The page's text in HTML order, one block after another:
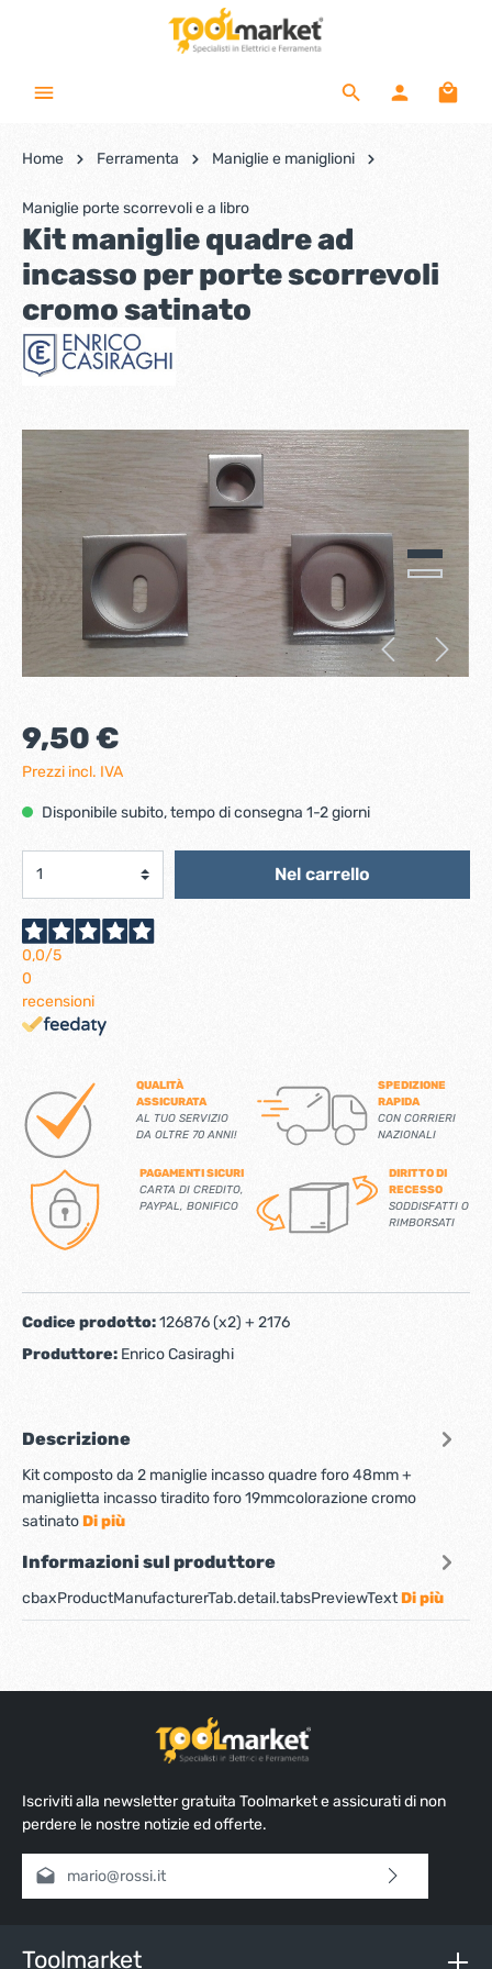
Home Ferramenta Maniglie e maniglioni
Maniglie porte scorrevoli e a libro
Kit maniglie quadre ad
incasso per porte scorrevoli
cromo satinato
9,50 €
Prezzi incl. IVA
Disponibile subito, tempo di consegna 1-2 giorni
Nel carrello
0,0/5
0
recensioni
QUALITÀ
ASSICURATA
AL TUO SERVIZIO
DA OLTRE 70 ANNI!
SPEDIZIONE
RAPIDA
CON CORRIERI
NAZIONALI
PAGAMENTI SICURI
CARTA DI CREDITO,
PAYPAL, BONIFICO
DIRITTO DI
RECESSO
SODDISFATTI O
RIMBORSATI
Codice prodotto:126876 (x2) + 2176
Produttore: Enrico Casiraghi
Descrizione
Kit composto da 2 maniglie incasso quadre foro 48mm +
maniglietta incasso tiradito foro 19mmcolorazione cromo
satinatoDi più
Informazioni sul produttore
cbaxProductManufacturerTab.detail.tabsPreviewTextDi più
Iscriviti alla newsletter gratuita Toolmarket e assicurati di non
perdere le nostre notizie ed offerte.
Indirizzo e-mail*
nostri termini e condizioni generali
Toolmarket